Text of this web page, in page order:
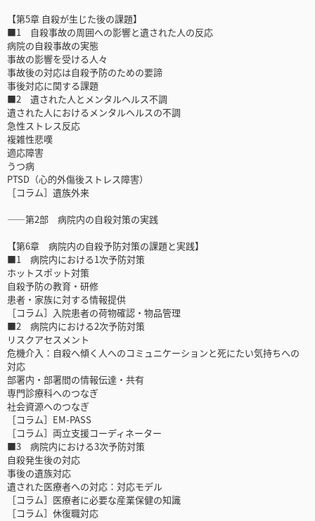
【第5章 自殺が生じた後の課題】
■1 自殺事故の周囲への影響と遺された人の反応
病院の自殺事故の実態
事故の影響を受ける人々
事故後の対応は自殺予防のための要諦
事後対応に関する課題
■2 遺された人とメンタルヘルス不調
遺された人におけるメンタルヘルスの不調
急性ストレス反応
複雑性悲嘆
適応障害
うつ病
PTSD（心的外傷後ストレス障害）
［コラム］遺族外来
――第2部 病院内の自殺対策の実践
【第6章 病院内の自殺予防対策の課題と実践】
■1 病院内における1次予防対策
ホットスポット対策
自殺予防の教育・研修
患者・家族に対する情報提供
［コラム］入院患者の荷物確認・物品管理
■2 病院内における2次予防対策
リスクアセスメント
危機介入：自殺へ傾く人へのコミュニケーションと死にたい気持ちへの
対応
部署内・部署間の情報伝達・共有
専門診療科へのつなぎ
社会資源へのつなぎ
［コラム］EM-PASS
［コラム］両立支援コーディネーター
■3 病院内における3次予防対策
自殺発生後の対応
事後の遺族対応
遺された医療者への対応：対応モデル
［コラム］医療者に必要な産業保健の知識
［コラム］休復職対応